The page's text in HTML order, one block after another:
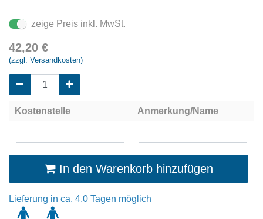
zeige Preis inkl. MwSt.
42,20 €
(zzgl. Versandkosten)
Kostenstelle Anmerkung/Name
In den Warenkorb hinzufügen
Lieferung in ca. 4,0 Tagen möglich